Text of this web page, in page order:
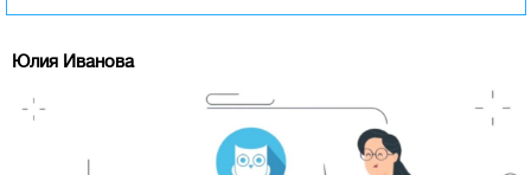
Юлия Иванова